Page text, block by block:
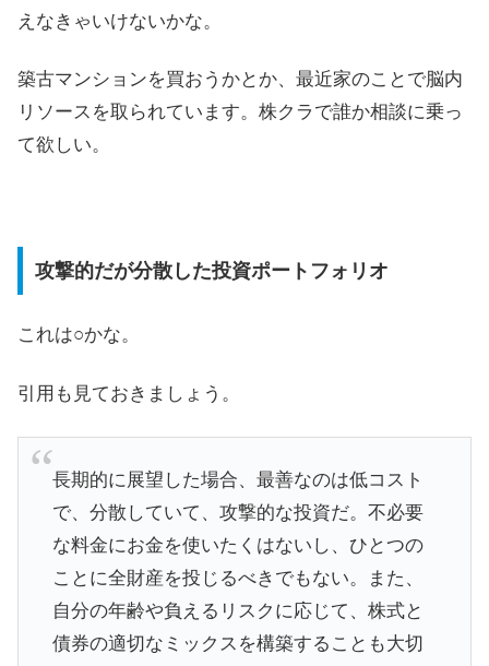
えなきゃいけないかな。
築古マンションを買おうかとか、最近家のことで脳内
リソースを取られています。株クラで誰か相談に乗っ
て欲しい。
攻撃的だが分散した投資ポートフォリオ
これは○かな。
引用も見ておきましょう。
長期的に展望した場合、最善なのは低コスト
で、分散していて、攻撃的な投資だ。不必要
な料金にお金を使いたくはないし、ひとつの
ことに全財産を投じるべきでもない。また、
自分の年齢や負えるリスクに応じて、株式と
債券の適切なミックスを構築することも大切